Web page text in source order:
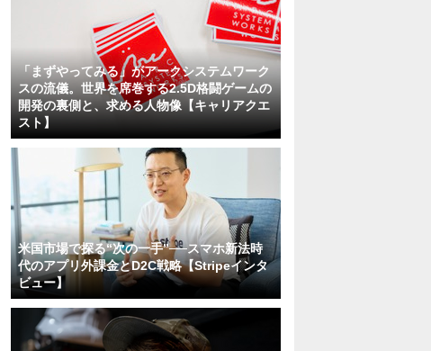
「まずやってみる」がアークシステムワーク
スの流儀。世界を席巻する2.5D格闘ゲームの
開発の裏側と、求める人物像【キャリアクエ
スト】
米国市場で探る“次の一手”──スマホ新法時
代のアプリ外課金とD2C戦略【Stripeインタ
ビュー】